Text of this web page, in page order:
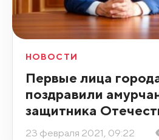
НОВОСТИ
Первые лица
поздравили
защитника
23 февраля 2021, 09:22